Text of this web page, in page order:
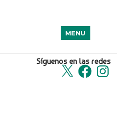
Síguenos en las redes
X Facebook
MENU